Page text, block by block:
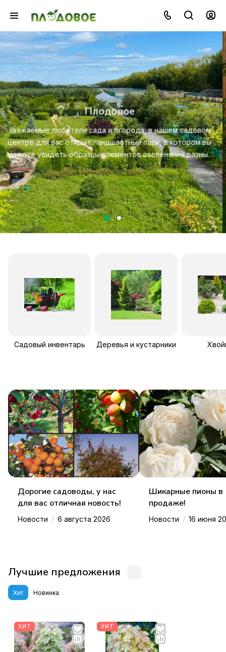
Озеленение
Создайте красивую и экологичную среду с помощью
профессионального ландшафтного дизайна, посадки и
ухода за растениями.
Посмотреть услугу
Садовый инвентарь Деревья и кустарники
Дорогие садоводы, у нас
для вас отличная новость!
Новости / 6 августа 2026
Шикарные пионы в
продаже!
Новости / 16 июня
Лучшие предложения
Хит Новинка
ХИТ ХИТ